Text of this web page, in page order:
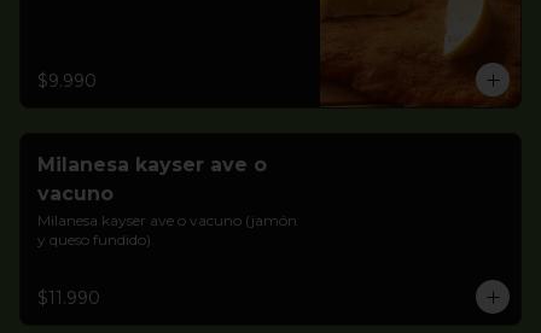
$9.990
Milanesa kayser ave o
vacuno
Milanesa kayser ave o vacuno (jamón
y queso fundido).
$11.990